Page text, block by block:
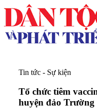
Tin tức - Sự kiện
Tổ chức tiêm
huyện đảo Trường